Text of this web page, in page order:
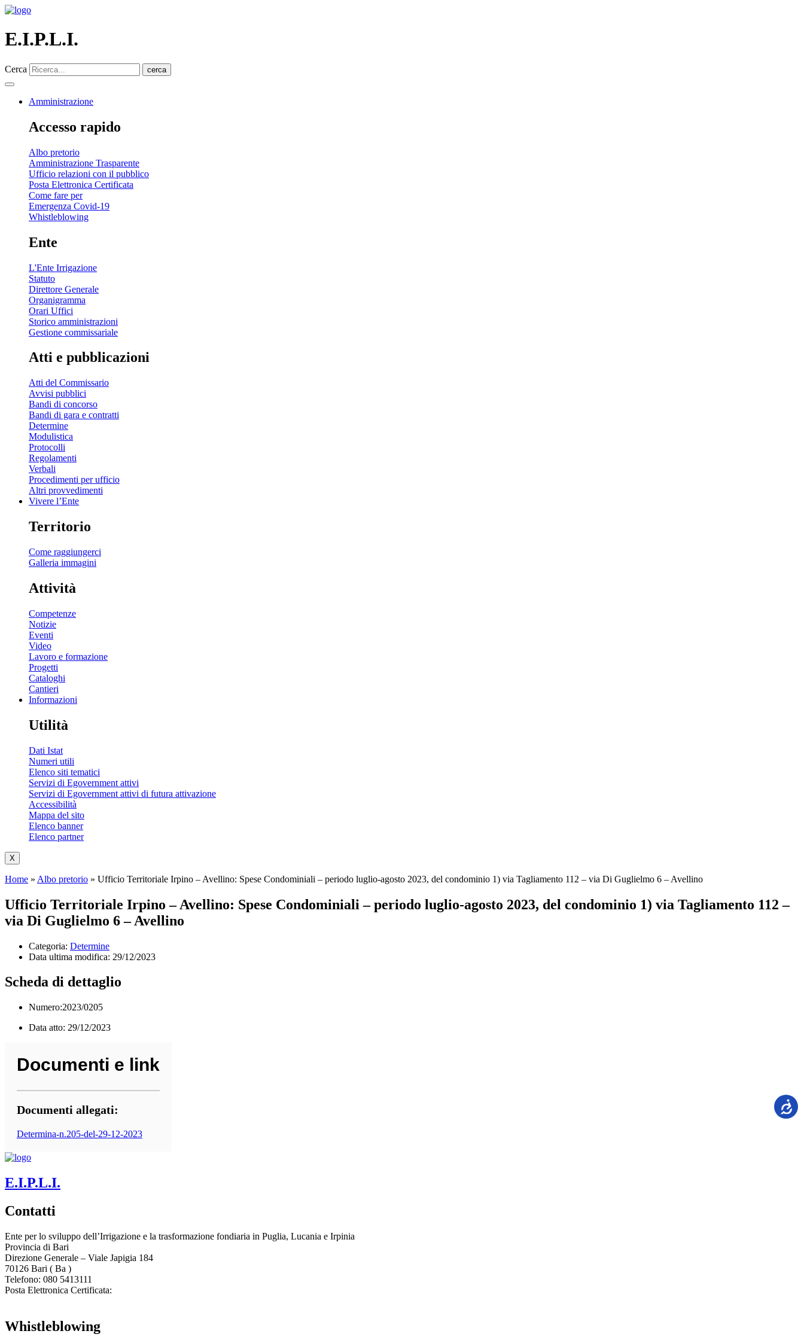
E.I.P.L.I.
Cerca cerca
Amministrazione
Accesso rapido
Albo pretorio
Amministrazione Trasparente
Ufficio relazioni con il pubblico
Posta Elettronica Certificata
Come fare per
Emergenza Covid-19
Whistleblowing
Ente
L'Ente Irrigazione
Statuto
Direttore Generale
Organigramma
Orari Uffici
Storico amministrazioni
Gestione commissariale
Atti e pubblicazioni
Atti del Commissario
Avvisi pubblici
Bandi di concorso
Bandi di gara e contratti
Determine
Modulistica
Protocolli
Regolamenti
Verbali
Procedimenti per ufficio
Altri provvedimenti
Vivere l’Ente
Territorio
Come raggiungerci
Galleria immagini
Attività
Competenze
Notizie
Eventi
Video
Lavoro e formazione
Progetti
Cataloghi
Cantieri
Informazioni
Utilità
Dati Istat
Numeri utili
Elenco siti tematici
Servizi di Egovernment attivi
Servizi di Egovernment attivi di futura attivazione
Accessibilità
Mappa del sito
Elenco banner
Elenco partner
X
Home » Albo pretorio » Ufficio Territoriale Irpino – Avellino: Spese Condominiali – periodo luglio-agosto 2023, del condominio 1) via Tagliamento 112 – via Di Guglielmo 6 – Avellino
Ufficio Territoriale Irpino – Avellino: Spese Condominiali – periodo luglio-agosto 2023, del condominio 1) via Tagliamento 112 –
via Di Guglielmo 6 – Avellino
Categoria: Determine
Data ultima modifica: 29/12/2023
Scheda di dettaglio
Numero:2023/0205
Data atto: 29/12/2023
Documenti e link
Documenti allegati:
Determina-n.205-del-29-12-2023
E.I.P.L.I.
Contatti
Ente per lo sviluppo dell’Irrigazione e la trasformazione fondiaria in Puglia, Lucania e Irpinia
Provincia di Bari
Direzione Generale – Viale Japigia 184
70126 Bari ( Ba )
Telefono: 080 5413111
Posta Elettronica Certificata:
Whistleblowing